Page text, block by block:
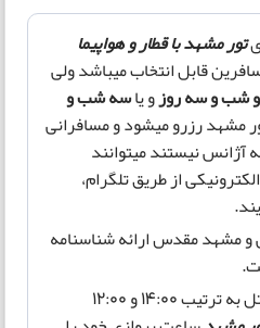
تور مشهد با قطار و هواپیما
قابل انتخاب میباشد ولی
شب و سه روزو یاسه شب و
مشهد رزرو میشود و مسافرانی
نیستند میتوانند
از طریق تلگرام،
مشهد مقدس ارائه شناسنامه
ساعت تحویل و تخلیه هتل به ترتیب 14:00 و 12:00